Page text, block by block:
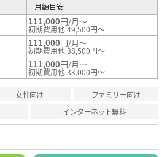
月額目安
111,000円/月～
初期費用他 49,500円～
111,000円/月～
初期費用他 38,500円～
111,000円/月～
初期費用他 33,000円～
女性向け
ファミリー向け
インターネット無料